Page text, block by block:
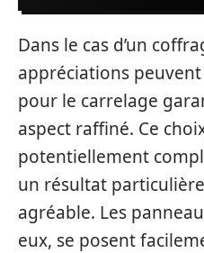
Dans le cas d’un
appréciations
pour le carrelage
aspect raffiné. Ce
potentiellement
un résultat
agréable. Les
eux, se posent